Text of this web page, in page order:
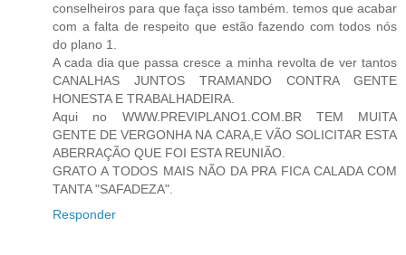
conselheiros para que faça isso também. temos que acabar
com a falta de respeito que estão fazendo com todos nós
do plano 1.
A cada dia que passa cresce a minha revolta de ver tantos
CANALHAS JUNTOS TRAMANDO CONTRA GENTE
HONESTA E TRABALHADEIRA.
Aqui no WWW.PREVIPLANO1.COM.BR TEM MUITA
GENTE DE VERGONHA NA CARA,E VÃO SOLICITAR ESTA
ABERRAÇÃO QUE FOI ESTA REUNIÃO.
GRATO A TODOS MAIS NÃO DA PRA FICA CALADA COM
TANTA "SAFADEZA".
Responder